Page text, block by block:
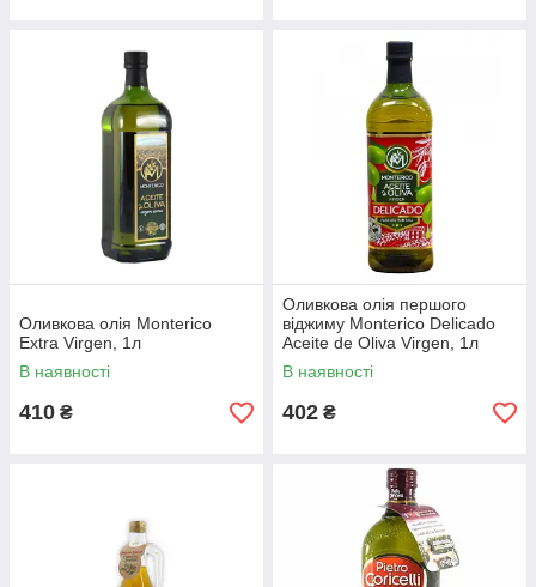
Оливкова олія Monterico
Extra Virgen, 1л
В наявності
410 ₴
Оливкова олія першого
віджиму Monterico Delicado
Aceite de Oliva Virgen, 1л
В наявності
402 ₴